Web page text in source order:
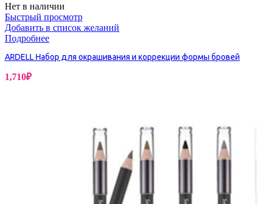
Нет в наличии
Быстрый просмотр
Добавить в список желаний
Подробнее
ARDELL Набор для окрашивания и коррекции формы бровей
1,710₽